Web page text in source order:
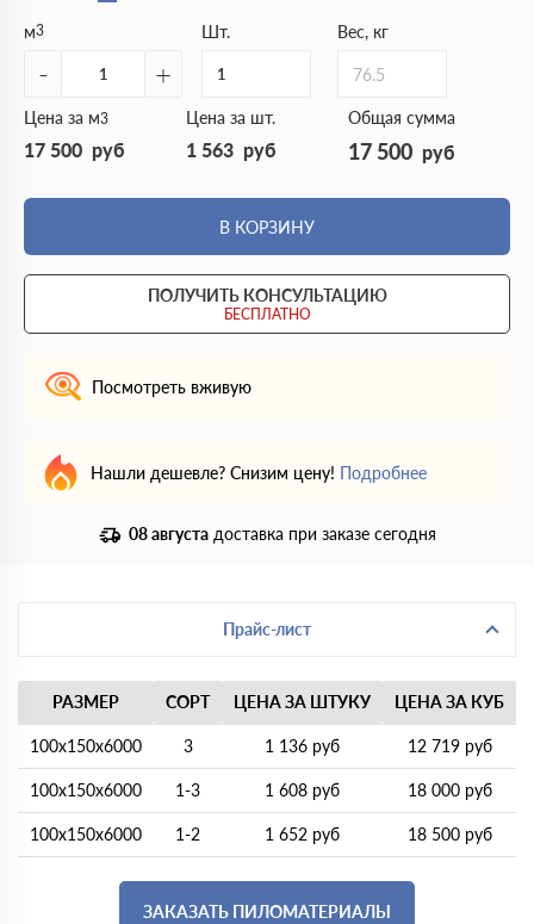
м3
- +
Шт. Вес, кг
76.5
Цена за м3
17 500 руб
Цена за шт.
1 563 руб
Общая сумма
17 500 руб
В КОРЗИНУ
ПОЛУЧИТЬ КОНСУЛЬТАЦИЮ
БЕСПЛАТНО
Посмотреть вживую
Нашли дешевле? Снизим цену! Подробнее
08 августа доставка при заказе сегодня
Прайс-лист
РАЗМЕР СОРТ ЦЕНА ЗА ШТУКУ ЦЕНА ЗА КУБ
100х150х6000 3 1 136 руб 12 719 руб
100х150х6000 1-3 1 608 руб 18 000 руб
100х150х6000 1-2 1 652 руб 18 500 руб
ЗАКАЗАТЬ ПИЛОМАТЕРИАЛЫ